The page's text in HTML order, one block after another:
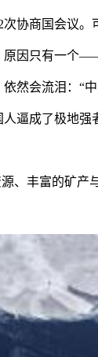
商国会议。
只有一个
会流泪：“
逼成了极地强
丰富的矿产